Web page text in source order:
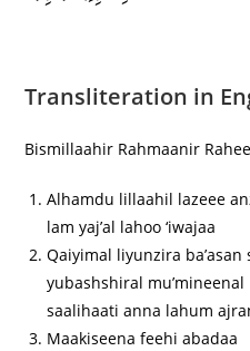
Transliteration in
Bismillaahir Rahmaanir
Alhamdu lillaahil lazeee
lam yaj’al lahoo ‘iwajaa
Qaiyimal liyunzira
yubashshiral mu’mineenal
saalihaati anna lahum
Maakiseena feehi abadaa